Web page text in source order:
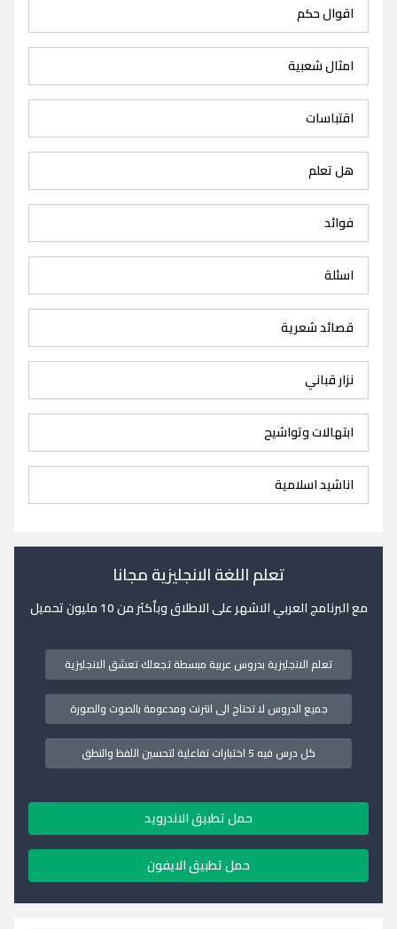
اقوال حكم
امثال شعبية
اقتباسات
هل تعلم
فوائد
اسئلة
قصائد شعرية
نزار قباني
ابتهالات وتواشيح
اناشيد اسلامية
تعلم اللغة الانجليزية مجانا
مع البرنامج العربي الاشهر على الاطلاق وبأكثر من 10 مليون تحميل
تعلم الانجليزية بدروس عربية مبسطة تجعلك تعشق الانجليزية
جميع الدروس لا تحتاج الى انترنت ومدعومة بالصوت والصورة
كل درس فيه 5 اختبارات تفاعلية لتحسين اللفظ والنطق
حمل تطبيق الاندرويد
حمل تطبيق الايفون